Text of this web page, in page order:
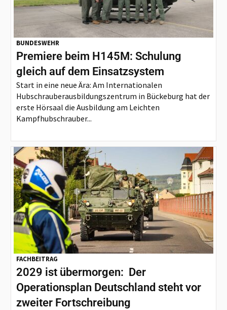
BUNDESWEHR
Premiere beim H145M: Schulung
gleich auf dem Einsatzsystem
Start in eine neue Ära: Am Internationalen
Hubschrauberausbildungszentrum in Bückeburg hat der
erste Hörsaal die Ausbildung am Leichten
Kampfhubschrauber...
FACHBEITRAG
2029 ist übermorgen: Der
Operationsplan Deutschland steht vor
zweiter Fortschreibung